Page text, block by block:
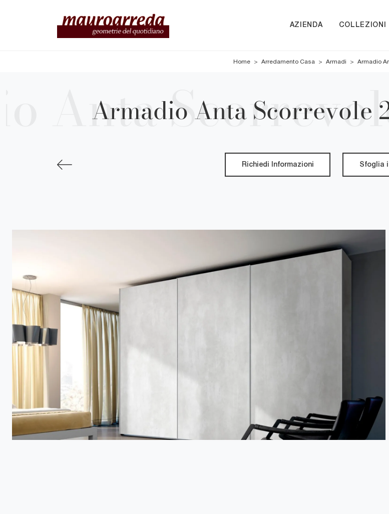
AZIENDA COLLEZIONI
Home > Arredamento Casa > Armadi > Armadio
Armadio Anta Scorrevole
Richiedi Informazioni Sfoglia